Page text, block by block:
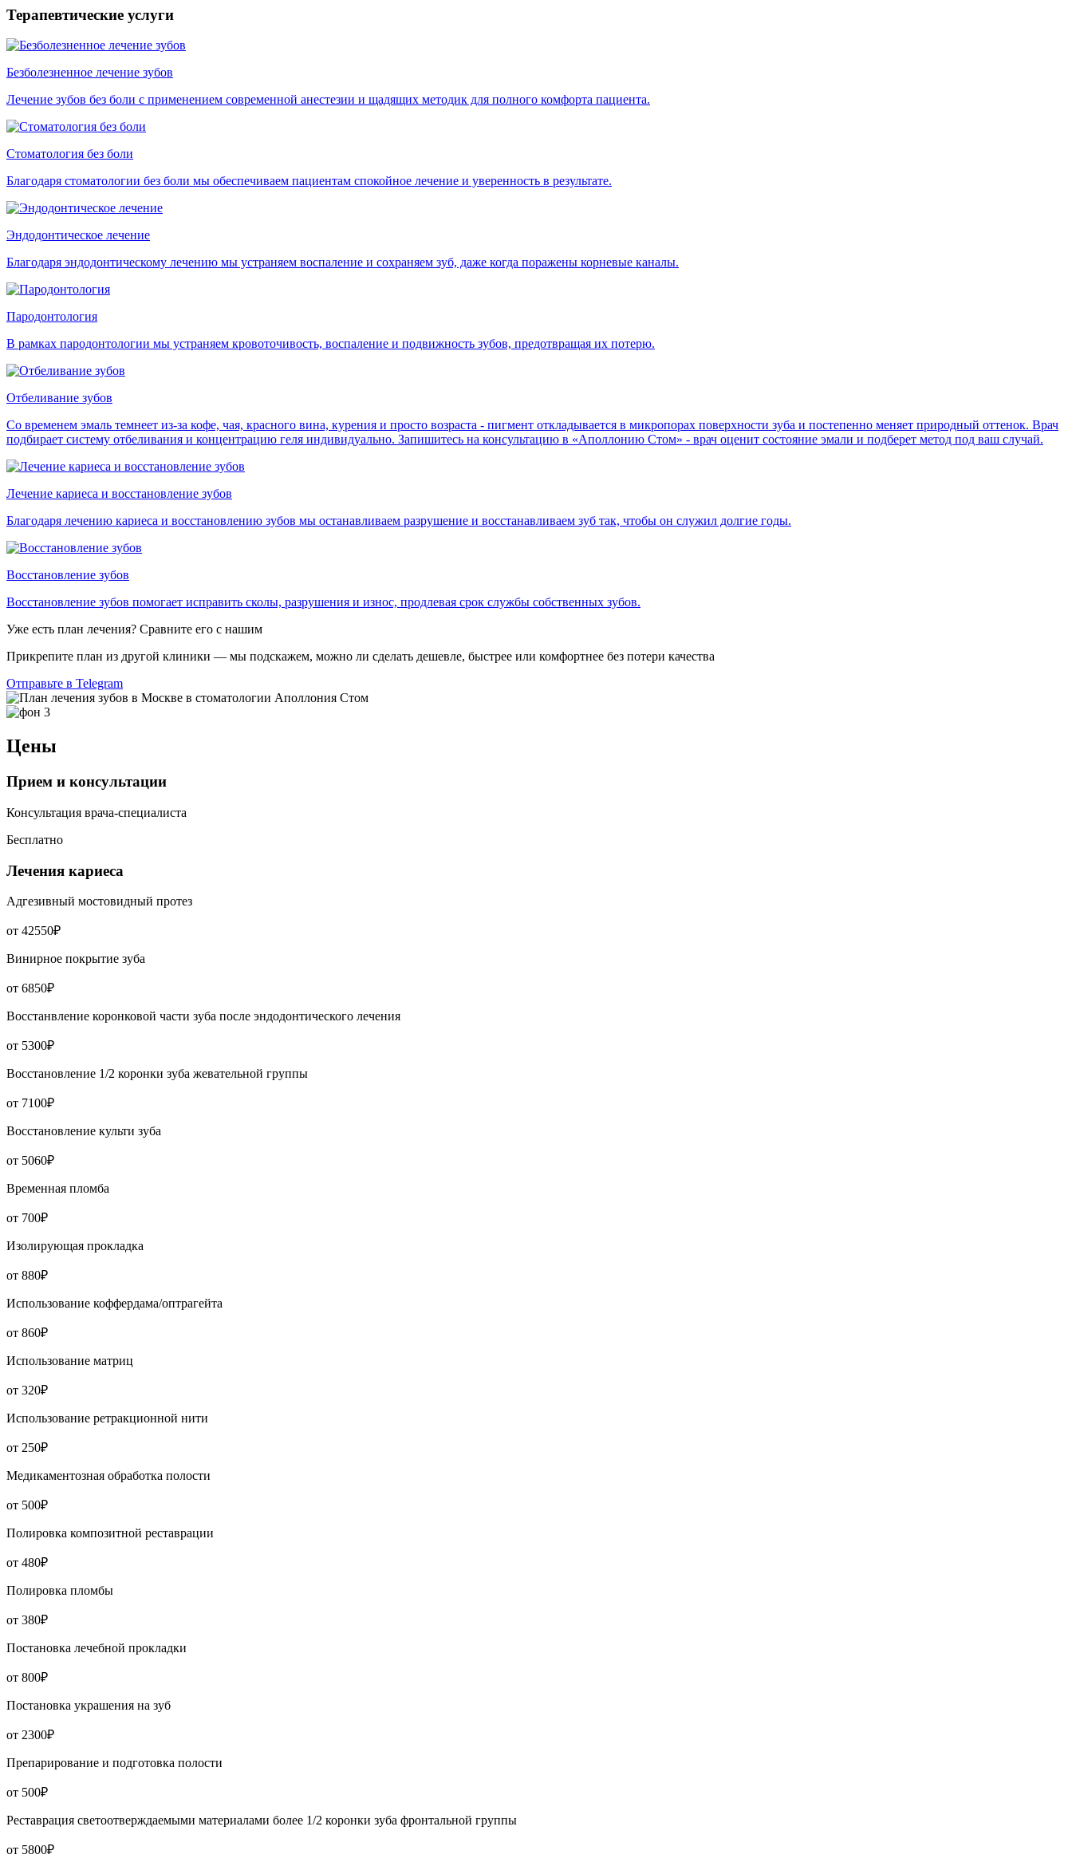
Терапевтические услуги
Безболезненное лечение зубов
Лечение зубов без боли с применением современной анестезии и щадящих методик для полного комфорта пациента.
Стоматология без боли
Благодаря стоматологии без боли мы обеспечиваем пациентам спокойное лечение и уверенность в результате.
Эндодонтическое лечение
Благодаря эндодонтическому лечению мы устраняем воспаление и сохраняем зуб, даже когда поражены корневые каналы.
Пародонтология
В рамках пародонтологии мы устраняем кровоточивость, воспаление и подвижность зубов, предотвращая их потерю.
Отбеливание зубов
Со временем эмаль темнеет из-за кофе, чая, красного вина, курения и просто возраста - пигмент откладывается в микропорах поверхности зуба и постепенно меняет природный оттенок. Врач
подбирает систему отбеливания и концентрацию геля индивидуально. Запишитесь на консультацию в «Аполлонию Стом» - врач оценит состояние эмали и подберет метод под ваш случай.
Лечение кариеса и восстановление зубов
Благодаря лечению кариеса и восстановлению зубов мы останавливаем разрушение и восстанавливаем зуб так, чтобы он служил долгие годы.
Восстановление зубов
Восстановление зубов помогает исправить сколы, разрушения и износ, продлевая срок службы собственных зубов.
Уже есть план лечения? Сравните его с нашим
Прикрепите план из другой клиники — мы подскажем, можно ли сделать дешевле, быстрее или комфортнее без потери качества
Отправьте в Telegram
Цены
Прием и консультации
Консультация врача-специалиста
Бесплатно
Лечения кариеса
Адгезивный мостовидный протез
от 42550₽
Винирное покрытие зуба
от 6850₽
Восстанвление коронковой части зуба после эндодонтического лечения
от 5300₽
Восстановление 1/2 коронки зуба жевательной группы
от 7100₽
Восстановление культи зуба
от 5060₽
Временная пломба
от 700₽
Изолирующая прокладка
от 880₽
Использование коффердама/оптрагейта
от 860₽
Использование матриц
от 320₽
Использование ретракционной нити
от 250₽
Медикаментозная обработка полости
от 500₽
Полировка композитной реставрации
от 480₽
Полировка пломбы
от 380₽
Постановка лечебной прокладки
от 800₽
Постановка украшения на зуб
от 2300₽
Препарирование и подготовка полости
от 500₽
Реставрация светоотверждаемыми материалами более 1/2 коронки зуба фронтальной группы
от 5800₽